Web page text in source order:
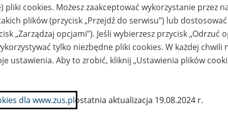
pracy
Miejsce
przechowywania
dokumentów
Nr zespołu akt w
archiwum
państwowym
Daty
62-055 Czempiń
Poznańska 15 62-080
Góra
pliki cookies. Możesz zaakceptować wykorzystanie przez
plików (przycisk „Przejdź do serwisu”) lub
„Zarządzaj opcjami”). Jeśli wybierzesz przycisk „Odrzuć
tylko niezbędne pliki cookies. W każdej chwili
ustawienia. Aby to zrobić, kliknij „Ustawienia plików
dla www.zus.plostatnia aktualizacja 19.08.2024 r.